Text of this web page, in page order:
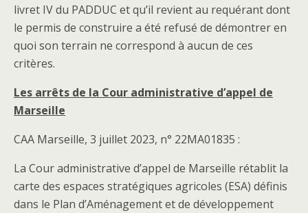
livret IV du PADDUC et qu’il revient au requérant dont
le permis de construire a été refusé de démontrer en
quoi son terrain ne correspond à aucun de ces
critères.
Les arrêts de la Cour administrative d’appel de
Marseille
CAA Marseille, 3 juillet 2023, n° 22MA01835 :
La Cour administrative d’appel de Marseille rétablit la
carte des espaces stratégiques agricoles (ESA) définis
dans le Plan d’Aménagement et de développement